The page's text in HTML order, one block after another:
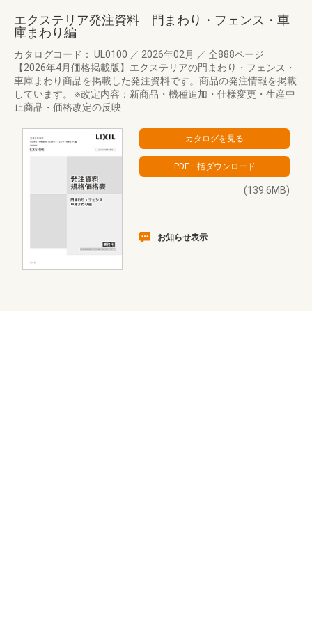
エクステリア発注資料 門まわり・フェンス・車
庫まわり編
カタログコード： UL0100 ／ 2026年02月 ／ 全888ページ
【2026年4月価格掲載版】エクステリアの門まわり・フェンス・
車庫まわり商品を掲載した発注資料です。商品の発注情報を掲載
しています。 ※改定内容：新商品・機種追加・仕様変更・生産中
止商品・価格改定の反映
(139.6MB)
お知らせ表示